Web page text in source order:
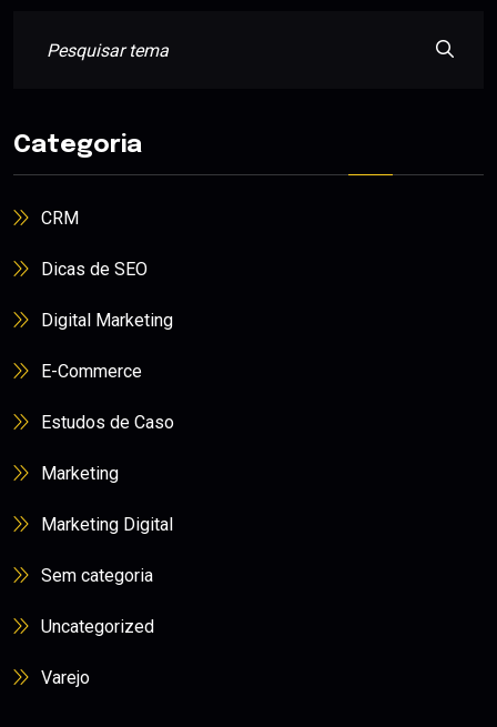
Categoria
CRM
Dicas de SEO
Digital Marketing
E-Commerce
Estudos de Caso
Marketing
Marketing Digital
Sem categoria
Uncategorized
Varejo